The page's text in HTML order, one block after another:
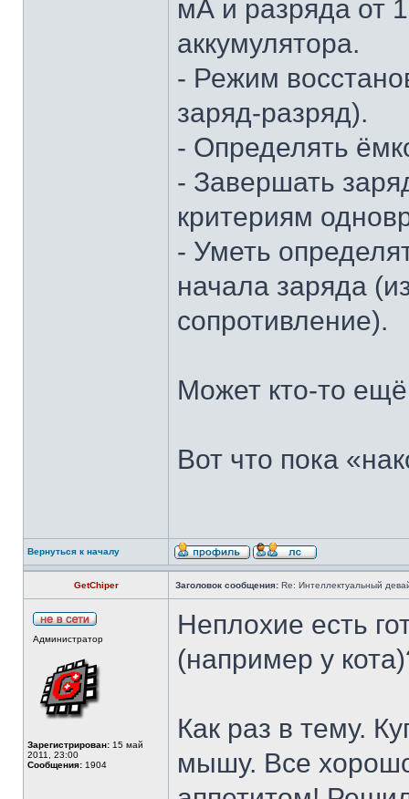
мА и разряда от
аккумулятора.
- Режим
заряд-разряд).
- Определять
- Завершать
критериям
- Уметь
начала заряда
сопротивление).
Может кто-то
Вот что пока
Вернуться к началу
GetChiper Заголовок сообщения: Re: Интеллектуальный
Администратор
Зарегистрирован: 15 май
2011, 23:00
Сообщения: 1904
Неплохие есть
(например у
Как раз в тему.
мышу. Все